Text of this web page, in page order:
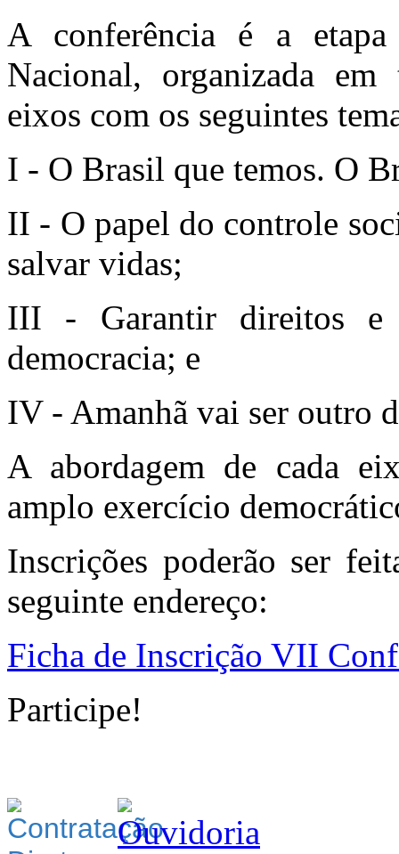
A conferência é a
Nacional, organizada
eixos com os seguintes
I - O Brasil que temos. O
II - O papel do controle
salvar vidas;
III - Garantir direitos
democracia; e
IV - Amanhã vai ser outro
A abordagem de cada
amplo exercício
Inscrições poderão ser
seguinte endereço:
Ficha de Inscrição VII
Participe!